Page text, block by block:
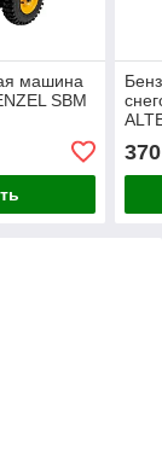
машина
SBM